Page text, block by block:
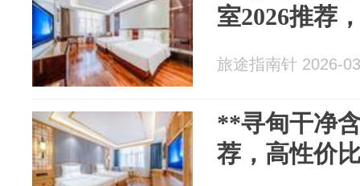
室2026推荐
旅途指南针 2026-
**寻甸干净
荐，高性价